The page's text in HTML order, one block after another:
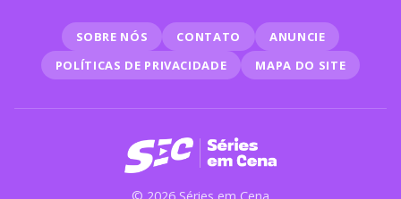
SOBRE NÓS CONTATO
ANUNCIE
POLÍTICAS DE PRIVACIDADE
MAPA DO SITE